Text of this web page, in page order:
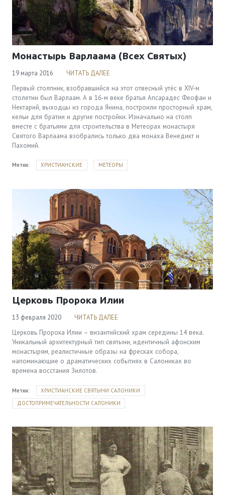
Монастырь Варлаама (Всех Святых)
19 марта 2016
ЧИТАТЬ ДАЛЕЕ
Первый столпник, взобравшийся на этот отвесный утёс в XIV-м
столетии был Варлаам. А в 16-м веке братья Апсарадес Феофан и
Нектарий, выходцы из города Янина, построили просторный храм,
кельи для братии и другие постройки. Изначально на столп
вместе с братьями для строительства в Метеорах монастыря
Святого Варлаама взобрались только два монаха Венедикт и
Пахомий.
Метки: ХРИСТИАНСКИЕ МЕТЕОРЫ
Церковь Пророка Илии
13 февраля 2020
ЧИТАТЬ ДАЛЕЕ
Церковь Пророка Илии – византийский храм середины 14 века.
Уникальный архитектурный тип святыни, идентичный афонским
монастырям, реалистичные образы на фресках собора,
напоминающие о драматических событиях в Салониках во
времена восстания Зилотов.
Метки:
ХРИСТИАНСКИЕ СВЯТЫНИ САЛОНИКИ
ДОСТОПРИМЕЧАТЕЛЬНОСТИ САЛОНИКИ